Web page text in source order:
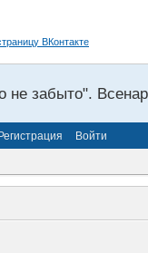
не забыто".
Войти